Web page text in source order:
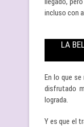
incluso con
LA
En lo que se
disfrutado
lograda.
Y es que el